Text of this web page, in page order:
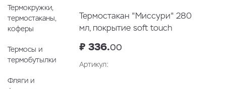
Термокружки,
термостаканы,
коферы
Термосы и
термобутылки
Фляги и
Термостакан "Миссури" 280
мл, покрытие soft touch
₽ 336.00
Артикул: